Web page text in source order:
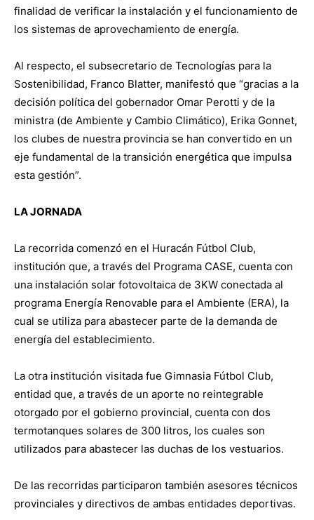
finalidad de verificar la instalación y el funcionamiento de
los sistemas de aprovechamiento de energía.
Al respecto, el subsecretario de Tecnologías para la
Sostenibilidad, Franco Blatter, manifestó que “gracias a la
decisión política del gobernador Omar Perotti y de la
ministra (de Ambiente y Cambio Climático), Erika Gonnet,
los clubes de nuestra provincia se han convertido en un
eje fundamental de la transición energética que impulsa
esta gestión”.
LA JORNADA
La recorrida comenzó en el Huracán Fútbol Club,
institución que, a través del Programa CASE, cuenta con
una instalación solar fotovoltaica de 3KW conectada al
programa Energía Renovable para el Ambiente (ERA), la
cual se utiliza para abastecer parte de la demanda de
energía del establecimiento.
La otra institución visitada fue Gimnasia Fútbol Club,
entidad que, a través de un aporte no reintegrable
otorgado por el gobierno provincial, cuenta con dos
termotanques solares de 300 litros, los cuales son
utilizados para abastecer las duchas de los vestuarios.
De las recorridas participaron también asesores técnicos
provinciales y directivos de ambas entidades deportivas.